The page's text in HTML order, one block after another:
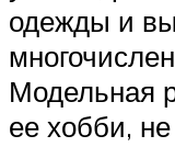
одежды и
Модельная
ее хобби,